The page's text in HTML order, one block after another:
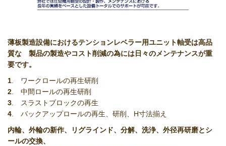
薄板製造設備におけるテンションレベラー用ユニット軸受は高品
質な 製品の製造やコスト削減の為には日々のメンテナンスが重
要です。
1 . ワークロールの再生研削
2 . 中間ロールの再生研削
3 . スラストブロックの再生
4 . バックアップロールの再生、研削、H寸法揃え
内輪、外輪の新作、リグラインド、分解、洗浄、外径再研磨とシ
ールの交換、